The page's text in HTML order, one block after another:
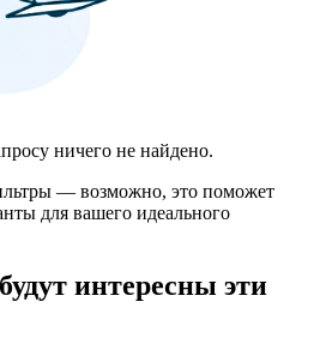
ничего не найдено.
— возможно, это поможет
для вашего идеального
интересны эти